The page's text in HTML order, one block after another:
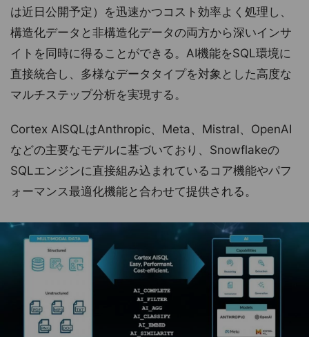
は近日公開予定）を迅速かつコスト効率よく処理し、
構造化データと非構造化データの両方から深いインサ
イトを同時に得ることができる。AI機能をSQL環境に
直接統合し、多様なデータタイプを対象とした高度な
マルチステップ分析を実現する。
Cortex AISQLはAnthropic、Meta、Mistral、OpenAI
などの主要なモデルに基づいており、Snowflakeの
SQLエンジンに直接組み込まれているコア機能やパフ
ォーマンス最適化機能と合わせて提供される。